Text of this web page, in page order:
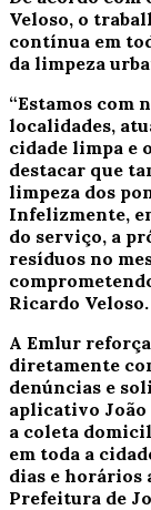
Veloso, o
contínua em
da limpeza
“Estamos com
localidades,
cidade limpa e
destacar que
limpeza dos
Infelizmente,
do serviço, a
resíduos no
Ricardo Veloso.
A Emlur
diretamente
denúncias e
aplicativo João
a coleta
em toda a
dias e horários
Prefeitura de